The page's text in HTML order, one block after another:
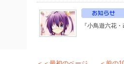
『小鳥遊六花